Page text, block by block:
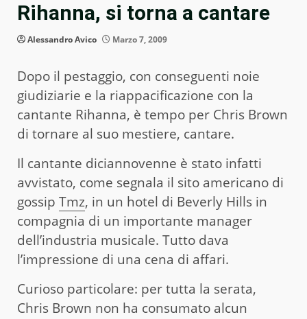
Rihanna, si torna a cantare
Alessandro Avico Marzo 7, 2009
Dopo il pestaggio, con conseguenti noie
giudiziarie e la riappacificazione con la
cantante Rihanna, è tempo per Chris Brown
di tornare al suo mestiere, cantare.
Il cantante diciannovenne è stato infatti
avvistato, come segnala il sito americano di
gossip Tmz, in un hotel di Beverly Hills in
compagnia di un importante manager
dell’industria musicale. Tutto dava
l’impressione di una cena di affari.
Curioso particolare: per tutta la serata,
Chris Brown non ha consumato alcun